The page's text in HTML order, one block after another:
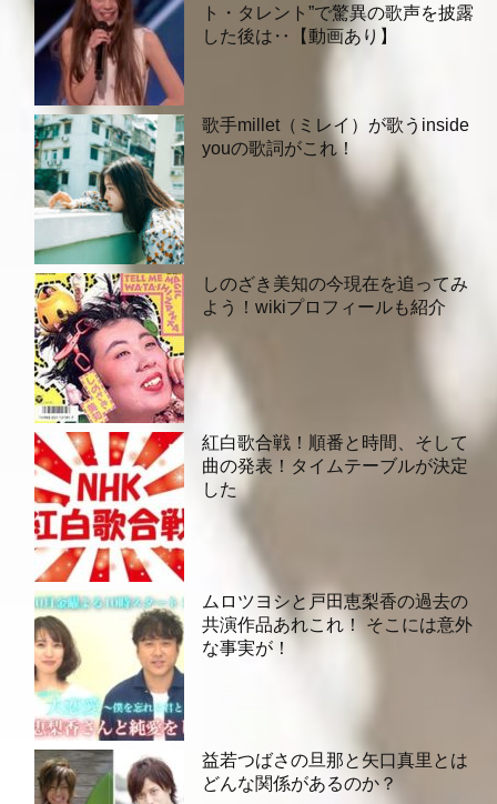
ト・タレント”で驚異の歌声を披露
した後は‥【動画あり】
歌手millet（ミレイ）が歌うinside
youの歌詞がこれ！
しのざき美知の今現在を追ってみ
よう！wikiプロフィールも紹介
紅白歌合戦！順番と時間、そして
曲の発表！タイムテーブルが決定
した
ムロツヨシと戸田恵梨香の過去の
共演作品あれこれ！ そこには意外
な事実が！
益若つばさの旦那と矢口真里とは
どんな関係があるのか？